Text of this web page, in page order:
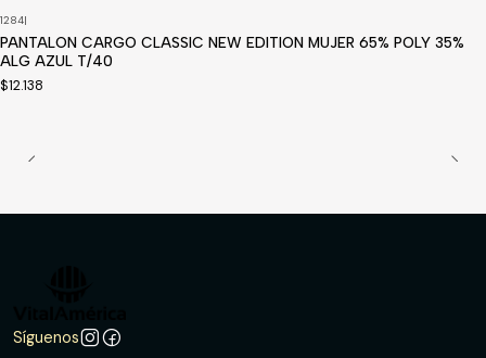
1284|
PANTALON CARGO CLASSIC NEW EDITION MUJER 65% POLY 35%
ALG AZUL T/40
$12.138
Síguenos